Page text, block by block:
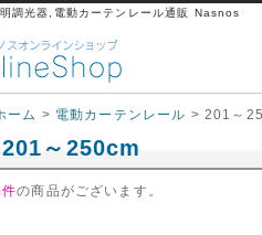
調光器,電動カーテンレール通販 Nasnos
ーム > 電動カーテンレール > 201～
201～250cm
の商品がございます。